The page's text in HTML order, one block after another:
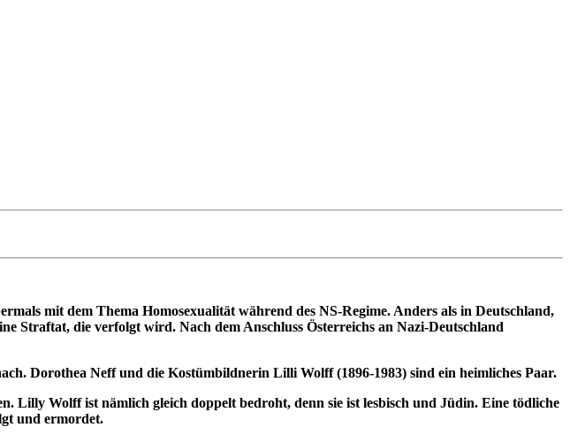
mit dem Thema Homosexualität während des NS-Regime. Anders als in Deutschland,
Straftat, die verfolgt wird. Nach dem Anschluss Österreichs an Nazi-Deutschland
Dorothea Neff und die Kostümbildnerin Lilli Wolff (1896-1983) sind ein heimliches Paar.
Lilly Wolff ist nämlich gleich doppelt bedroht, denn sie ist lesbisch und Jüdin. Eine tödliche
und ermordet.